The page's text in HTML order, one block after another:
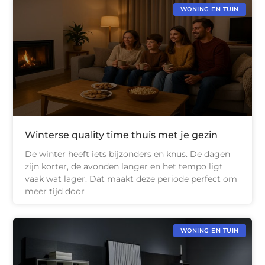
WONING EN TUIN
Winterse quality time thuis met je gezin
De winter heeft iets bijzonders en knus. De dagen
zijn korter, de avonden langer en het tempo ligt
vaak wat lager. Dat maakt deze periode perfect om
meer tijd door
WONING EN TUIN